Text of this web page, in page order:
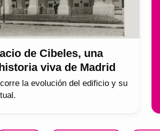
de Cibeles, una
viva de Madrid
la evolución del edificio y su